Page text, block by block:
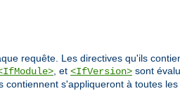
requête. Les directives qu'ils
, et <IfVersion> sont
s'appliqueront à toutes